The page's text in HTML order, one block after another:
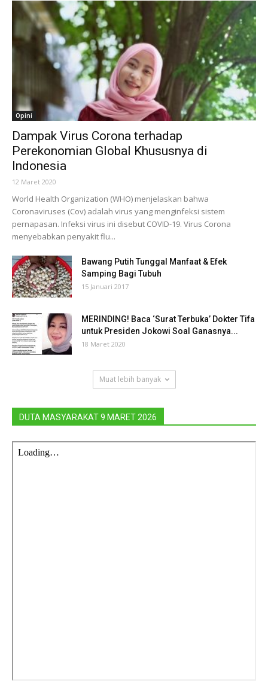
Opini
Dampak Virus Corona terhadap
Perekonomian Global Khususnya di
Indonesia
12 Maret 2020
World Health Organization (WHO) menjelaskan bahwa
Coronaviruses (Cov) adalah virus yang menginfeksi sistem
pernapasan. Infeksi virus ini disebut COVID-19. Virus Corona
menyebabkan penyakit flu...
Bawang Putih Tunggal Manfaat & Efek
Samping Bagi Tubuh
15 Januari 2017
MERINDING! Baca ‘Surat Terbuka’ Dokter Tifa
untuk Presiden Jokowi Soal Ganasnya...
18 Maret 2020
Muat lebih banyak
DUTA MASYARAKAT 9 MARET 2026